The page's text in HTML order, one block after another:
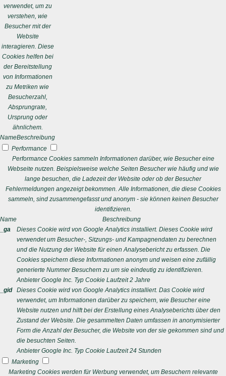
verwendet, um zu
verstehen, wie
Besucher mit der
Website
interagieren. Diese
Cookies helfen bei
der Bereitstellung
von Informationen
zu Metriken wie
Besucherzahl,
Absprungrate,
Ursprung oder
ähnlichem.
NameBeschreibung
Performance
Performance Cookies sammeln Informationen darüber, wie Besucher eine
Webseite nutzen. Beispielsweise welche Seiten Besucher wie häufig und wie
lange besuchen, die Ladezeit der Website oder ob der Besucher
Fehlermeldungen angezeigt bekommen. Alle Informationen, die diese Cookies
sammeln, sind zusammengefasst und anonym - sie können keinen Besucher
identifizieren.
Name
Beschreibung
_ga
Dieses Cookie wird von Google Analytics installiert. Dieses Cookie wird
verwendet um Besucher-, Sitzungs- und Kampagnendaten zu berechnen
und die Nutzung der Website für einen Analysebericht zu erfassen. Die
Cookies speichern diese Informationen anonym und weisen eine zufällig
generierte Nummer Besuchern zu um sie eindeutig zu identifizieren.
Anbieter Google Inc. Typ Cookie Laufzeit 2 Jahre
_gid
Dieses Cookie wird von Google Analytics installiert. Das Cookie wird
verwendet, um Informationen darüber zu speichern, wie Besucher eine
Website nutzen und hilft bei der Erstellung eines Analyseberichts über den
Zustand der Website. Die gesammelten Daten umfassen in anonymisierter
Form die Anzahl der Besucher, die Website von der sie gekommen sind und
die besuchten Seiten.
Anbieter Google Inc. Typ Cookie Laufzeit 24 Stunden
Marketing
Marketing Cookies werden für Werbung verwendet, um Besuchern relevante